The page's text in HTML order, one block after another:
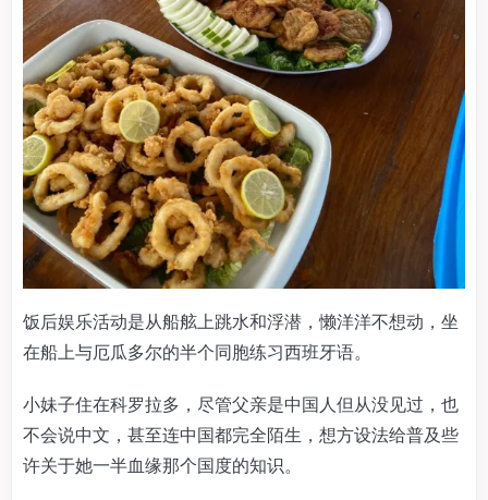
饭后娱乐活动是从船舷上跳水和浮潜，懒洋洋不想动，坐
在船上与厄瓜多尔的半个同胞练习西班牙语。
小妹子住在科罗拉多，尽管父亲是中国人但从没见过，也
不会说中文，甚至连中国都完全陌生，想方设法给普及些
许关于她一半血缘那个国度的知识。